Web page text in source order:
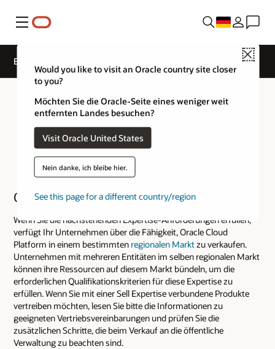
Menü
Close
Would you like to visit an Oracle country site closer
to you?
Möchten Sie die Oracle-Seite eines weniger weit
entfernten Landes besuchen?
Visit Oracle United States
Nein danke, ich bleibe hier.
See this page for a different country/region
B2C Marketing | Cloud Sell Expertise | Oracle PartnerNetwork
Oracle Cloud Platform
Wenn Sie die nachstehenden Expertise-Anforderungen erfüllen,
verfügt Ihr Unternehmen über die Fähigkeit, Oracle Cloud
Platform in einem bestimmten regionalen Markt zu verkaufen.
Unternehmen mit mehreren Entitäten im selben regionalen Markt
können ihre Ressourcen auf diesem Markt bündeln, um die
erforderlichen Qualifikationskriterien für diese Expertise zu
erfüllen. Wenn Sie mit einer Sell Expertise verbundene Produkte
vertreiben möchten, lesen Sie bitte die Informationen zu
geeigneten Vertriebsvereinbarungen und prüfen Sie die
zusätzlichen Schritte, die beim Verkauf an die öffentliche
Verwaltung zu beachten sind.